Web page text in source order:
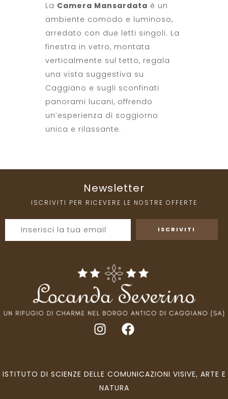
La Camera Mansardata è un
ambiente comodo e luminoso,
arredato con due letti singoli. La
finestra in vetro, montata
verticalmente sul tetto, regala
una vista suggestiva su
Caggiano e sugli sconfinati
panorami lucani, offrendo
un’esperienza di soggiorno
unica e rilassante.
Newsletter
ISCRIVITI PER RICEVERE LE NOSTRE OFFERTE
ISTITUTO DI SCIENZE DELLE COMUNICAZIONI VISIVE, ARTE E
NATURA